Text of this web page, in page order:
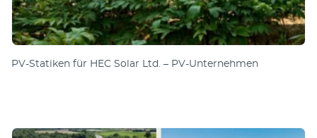
PV-Sta­tiken für HEC Solar Ltd. – PV-Unternehmen